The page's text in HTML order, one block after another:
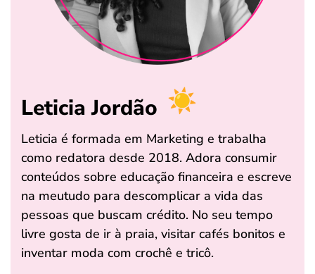
Leticia Jordão
Leticia é formada em Marketing e trabalha
como redatora desde 2018. Adora consumir
conteúdos sobre educação financeira e escreve
na meutudo para descomplicar a vida das
pessoas que buscam crédito. No seu tempo
livre gosta de ir à praia, visitar cafés bonitos e
inventar moda com crochê e tricô.